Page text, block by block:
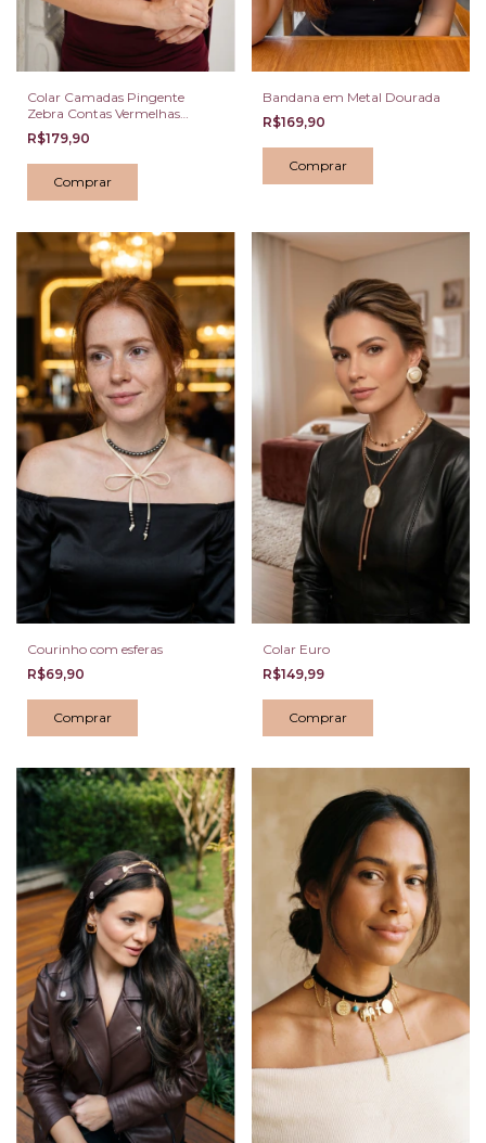
Colar Camadas Pingente
Zebra Contas Vermelhas
Dourado
R$179,90
Bandana em Metal Dourada
R$169,90
Courinho com esferas
R$69,90
Comprar
Colar Euro
R$149,99